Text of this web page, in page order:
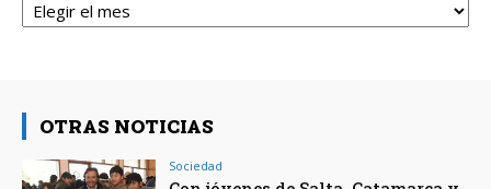
OTRAS NOTICIAS
Sociedad